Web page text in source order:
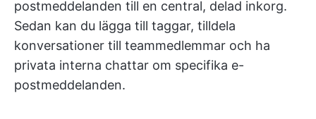
postmeddelanden till en central, delad inkorg.
Sedan kan du lägga till taggar, tilldela
konversationer till teammedlemmar och ha
privata interna chattar om specifika e-
postmeddelanden.